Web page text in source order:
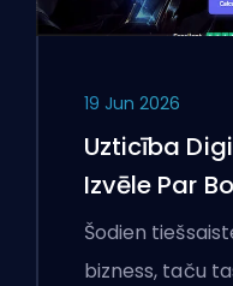
19 Jun 2026
Uzticība
Izvēle Par
Iemācījusi
Par
Šodien
bizness, taču